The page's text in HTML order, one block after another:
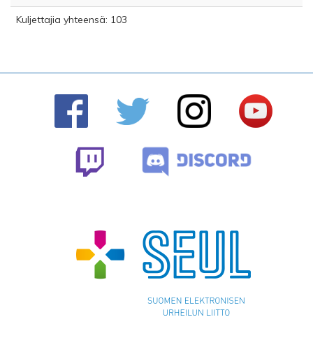
Kuljettajia yhteensä: 103